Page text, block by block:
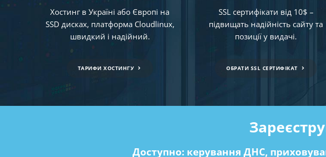
Хостинг в Україні або Європі на
SSD дисках, платформа Cloudlinux,
швидкий і надійний.
ТАРИФИ ХОСТИНГУ
SSL сертифікати від 10$ –
підвищать надійність сайту та
позиції у видачі.
ОБРАТИ SSL СЕРТИФІКАТ
Доступно: керування ДНС,